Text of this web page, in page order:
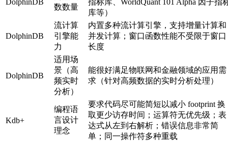
DolphinDB
数数量
指标库、WorldQuant 101 Alpha 因子指
库等）
DolphinDB
流计算
引擎能
力
内置多种流计算引擎，支持增量计算和
并发计算；窗口函数性能不受限于窗口
长度
DolphinDB
适用场
景（高
频实时
分析）
能很好满足物联网和金融领域的应用需
求（针对高频数据的实时分析处理）
Kdb+
编程语
言设计
理念
要求代码尽可能简短以减小 footprint 换
取更少访存时间；运算符无优先级；表
达式从左到右解析；错误信息非常简
单；同一操作符多种重载